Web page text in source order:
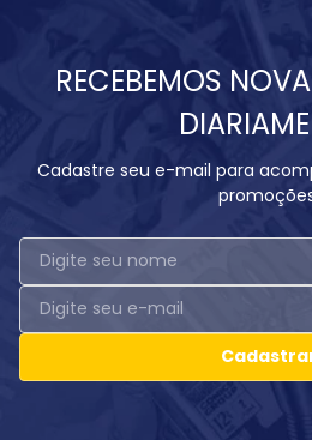
RECEBEMOS
Cadastre seu e-mail para